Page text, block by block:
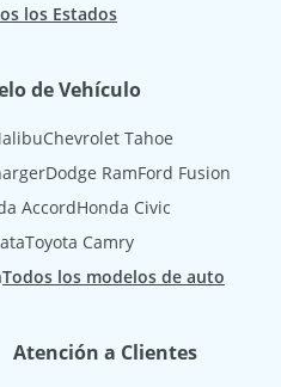
los Estados
de Vehículo
Chevrolet Tahoe
Dodge RamFord Fusion
AccordHonda Civic
Toyota Camry
Todos los modelos de auto
Atención a Clientes